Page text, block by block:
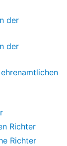
der
der
Richter
Richter